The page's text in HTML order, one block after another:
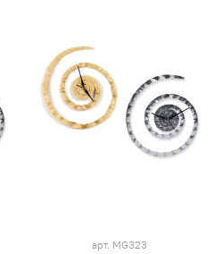
арт. MG323